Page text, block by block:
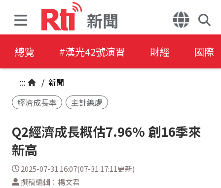
新聞
總覽 #漢光42號演習 財經 國際
::: / 新聞
經濟成長率
主計總處
Q2經濟成長概估7.96% 創16季來
新高
2025-07-31 16:07(07-31 17:11更新)
撰稿編輯：楊文君